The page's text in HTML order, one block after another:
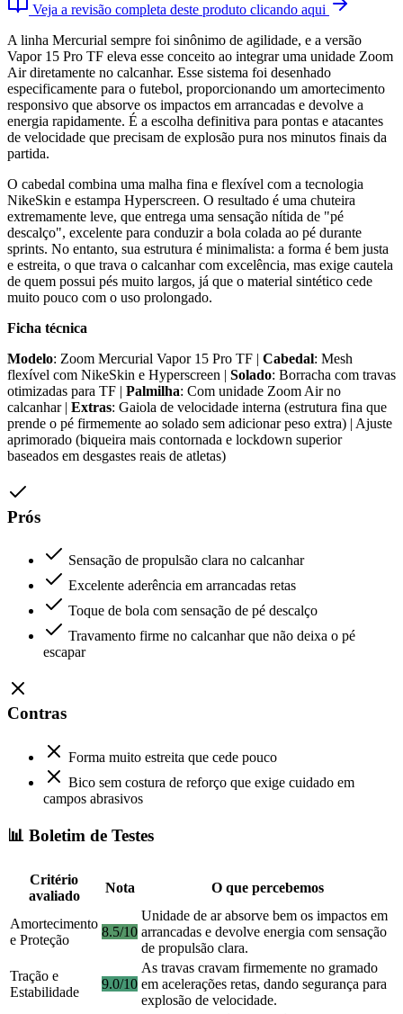
Veja a revisão completa deste produto clicando aqui
A linha Mercurial sempre foi sinônimo de agilidade, e a versão
Vapor 15 Pro TF eleva esse conceito ao integrar uma unidade Zoom
Air diretamente no calcanhar. Esse sistema foi desenhado
especificamente para o futebol, proporcionando um amortecimento
responsivo que absorve os impactos em arrancadas e devolve a
energia rapidamente. É a escolha definitiva para pontas e atacantes
de velocidade que precisam de explosão pura nos minutos finais da
partida.
O cabedal combina uma malha fina e flexível com a tecnologia
NikeSkin e estampa Hyperscreen. O resultado é uma chuteira
extremamente leve, que entrega uma sensação nítida de "pé
descalço", excelente para conduzir a bola colada ao pé durante
sprints. No entanto, sua estrutura é minimalista: a forma é bem justa
e estreita, o que trava o calcanhar com excelência, mas exige cautela
de quem possui pés muito largos, já que o material sintético cede
muito pouco com o uso prolongado.
Ficha técnica
Modelo: Zoom Mercurial Vapor 15 Pro TF | Cabedal: Mesh
flexível com NikeSkin e Hyperscreen | Solado: Borracha com travas
otimizadas para TF | Palmilha: Com unidade Zoom Air no
calcanhar | Extras: Gaiola de velocidade interna (estrutura fina que
prende o pé firmemente ao solado sem adicionar peso extra) | Ajuste
aprimorado (biqueira mais contornada e lockdown superior
baseados em desgastes reais de atletas)
Prós
Sensação de propulsão clara no calcanhar
Excelente aderência em arrancadas retas
Toque de bola com sensação de pé descalço
Travamento firme no calcanhar que não deixa o pé
escapar
Contras
Forma muito estreita que cede pouco
Bico sem costura de reforço que exige cuidado em
campos abrasivos
📊 Boletim de Testes
Critério
avaliado
Nota O que percebemos
Amortecimento
e Proteção
8.5/10
Unidade de ar absorve bem os impactos em
arrancadas e devolve energia com sensação
de propulsão clara.
Tração e
Estabilidade
9.0/10
As travas cravam firmemente no gramado
em acelerações retas, dando segurança para
explosão de velocidade.